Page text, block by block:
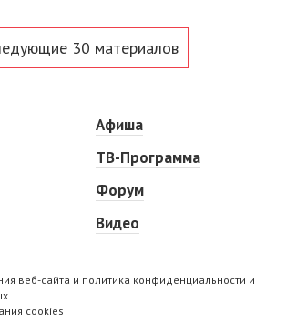
30 материалов
Афиша
ТВ-Программа
Форум
Видео
веб-сайта и политика конфиденциальности и
cookies